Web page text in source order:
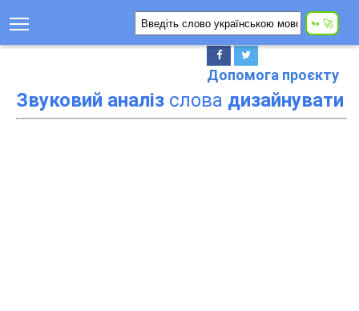
Допомога проєкту
Звуковий аналіз слова дизайнувати